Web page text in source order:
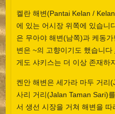
켈란 해변(Pantai Kelan /
에 있는 어시장 위쪽에 있습니
은 무아야 해변(남쪽)과 케동
변은 ~의 고향이기도 했습니다
게도 샤키스는 더 이상 존재하
켄안 해변은 세가라 마두 거리
사리 거리(Jalan Taman Sari)
서 생선 시장을 거쳐 해변을